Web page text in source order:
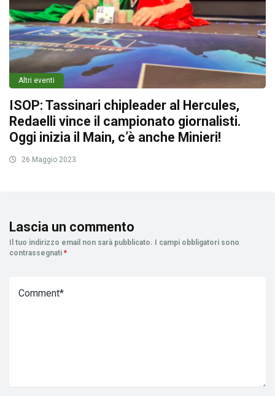
Altri eventi
ISOP: Tassinari chipleader al Hercules,
Redaelli vince il campionato giornalisti.
Oggi inizia il Main, c’è anche Minieri!
26 Maggio 2023
Lascia un commento
Il tuo indirizzo email non sarà pubblicato.
I campi obbligatori sono
contrassegnati *